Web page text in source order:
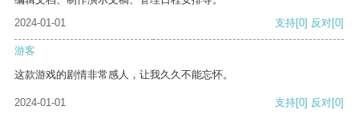
2024-01-01
支持[0] 反对[0]
游客
这款游戏的剧情非常感人，让我久久不能忘怀。
2024-01-01 支持[0] 反对[0]